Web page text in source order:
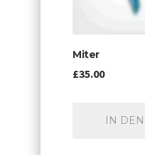
Miter
£35.00
IN